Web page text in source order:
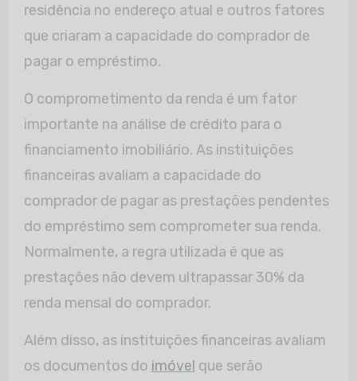
residência no endereço atual e outros fatores
que criaram a capacidade do comprador de
pagar o empréstimo.
O comprometimento da renda é um fator
importante na análise de crédito para o
financiamento imobiliário. As instituições
financeiras avaliam a capacidade do
comprador de pagar as prestações pendentes
do empréstimo sem comprometer sua renda.
Normalmente, a regra utilizada é que as
prestações não devem ultrapassar 30% da
renda mensal do comprador.
Além disso, as instituições financeiras avaliam
os documentos do imóvel que serão